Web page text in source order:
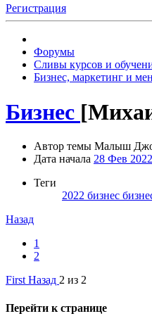
Регистрация
Форумы
Сливы курсов и
Бизнес, маркетинг и
Бизнес
Автор темы Малыш
Дата начала 28 Фев 2022
Теги
2022 бизнес
Назад
1
2
First Назад 2 из 2
Перейти к странице